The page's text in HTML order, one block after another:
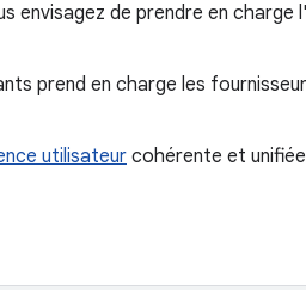
envisagez de prendre en charge
prend en charge les
utilisateur cohérente et